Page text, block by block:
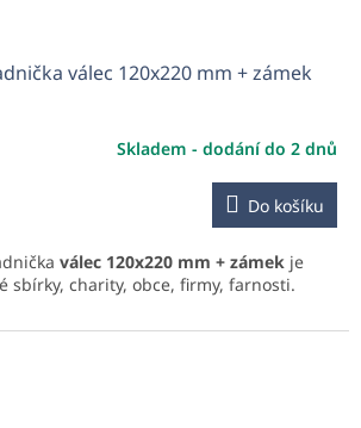
válec 120x220 mm + zámek
Skladem - dodání do 2 dnů
Do košíku
válec 120x220 mm + zámek je
sbírky, charity, obce, firmy, farnosti.